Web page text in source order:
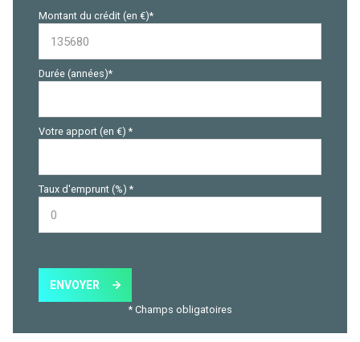
Montant du crédit (en €)*
Durée (années)*
Votre apport (en €) *
Taux d'emprunt (%) *
ENVOYER
* Champs obligatoires